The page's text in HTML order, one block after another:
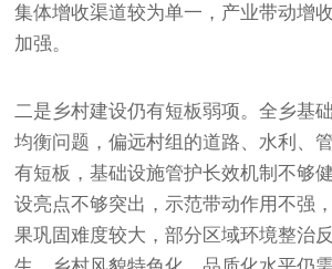
集体增收渠道较为单一，产业带动增
加强。
二是乡村建设仍有短板弱项。全乡基
均衡问题，偏远村组的道路、水利、
有短板，基础设施管护长效机制不够
设亮点不够突出，示范带动作用不强
果巩固难度较大，部分区域环境整治